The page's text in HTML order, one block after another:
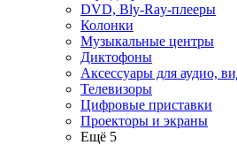
DVD, Bly-Ray-плееры
Колонки
Музыкальные центры
Диктофоны
Аксессуары для аудио,
Телевизоры
Цифровые приставки
Проекторы и экраны
Ещё 5